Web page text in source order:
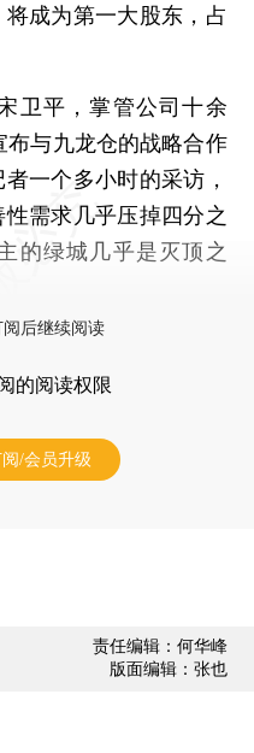
成为第一大股东，占
平，掌管公司十余
与九龙仓的战略合作
一个多小时的采访，
需求几乎压掉四分之
的绿城几乎是灭顶之
阅后继续阅读
的阅读权限
/会员升级
责任编辑：何华峰
版面编辑：张也